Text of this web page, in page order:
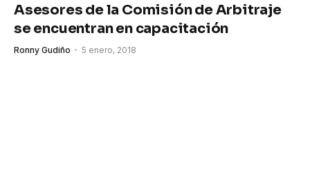
Asesores de la Comisión de Arbitraje
se encuentran en capacitación
Ronny Gudiño 5 enero, 2018